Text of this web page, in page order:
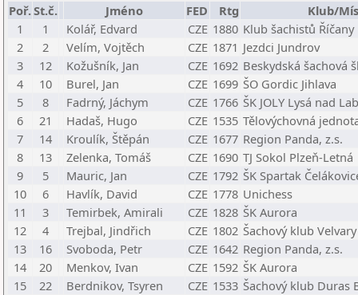
Poř.St.č. Jméno FED Rtg
Klub/
1
1 Kolář, Edvard CZE 1880 Klub šachistů Říčany
2
2 Velím, Vojtěch CZE 1871 Jezdci Jundrov
3
12 Kožušník, Jan CZE 1692 Beskydská šachová
4
10 Burel, Jan CZE 1699 ŠO Gordic Jihlava
5
8 Fadrný, Jáchym CZE 1766 ŠK JOLY Lysá nad
6
21 Hadaš, Hugo CZE 1535 Tělovýchovná
7
14 Kroulík, Štěpán CZE 1677 Region Panda, z.s.
8
13 Zelenka, Tomáš CZE 1690 TJ Sokol Plzeň-Letná
9
5 Mauric, Jan CZE 1792 ŠK Spartak
10
6 Havlík, David CZE 1778 Unichess
11
3 Temirbek, Amirali CZE 1828 ŠK Aurora
12
4 Trejbal, Jindřich CZE 1802 Šachový klub Velvary
13
16 Svoboda, Petr CZE 1642 Region Panda, z.s.
14
20 Menkov, Ivan CZE 1592 ŠK Aurora
15
22 Berdnikov, Tsyren CZE 1533 Šachový klub Duras